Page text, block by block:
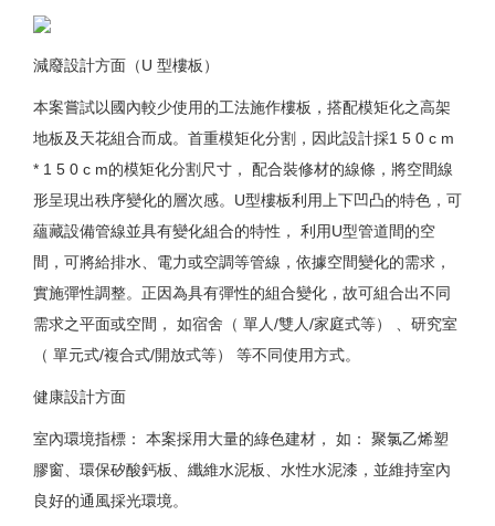
減廢設計方面（U 型樓板）
本案嘗試以國內較少使用的工法施作樓板，搭配模矩化之高架
地板及天花組合而成。首重模矩化分割，因此設計採1 5 0 c m
* 1 5 0 c m的模矩化分割尺寸， 配合裝修材的線條，將空間線
形呈現出秩序變化的層次感。U型樓板利用上下凹凸的特色，可
蘊藏設備管線並具有變化組合的特性， 利用U型管道間的空
間，可將給排水、電力或空調等管線，依據空間變化的需求，
實施彈性調整。正因為具有彈性的組合變化，故可組合出不同
需求之平面或空間， 如宿舍（ 單人/雙人/家庭式等） 、研究室
（ 單元式/複合式/開放式等） 等不同使用方式。
健康設計方面
室內環境指標： 本案採用大量的綠色建材， 如： 聚氯乙烯塑
膠窗、環保矽酸鈣板、纖維水泥板、水性水泥漆，並維持室內
良好的通風採光環境。